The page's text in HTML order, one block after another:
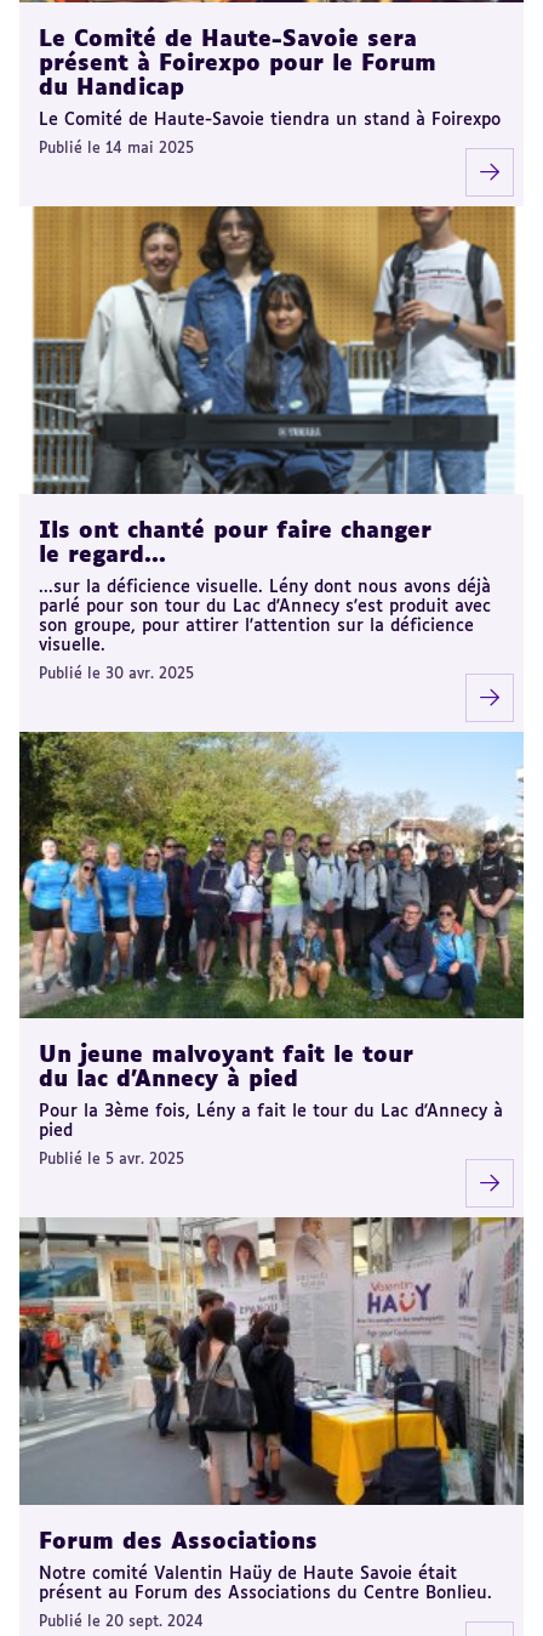
Le Comité de Haute-Savoie sera
présent à Foirexpo pour le Forum
du Handicap
Le Comité de Haute-Savoie tiendra un stand à Foirexpo
Publié le 14 mai 2025
Ils ont chanté pour faire changer
le regard...
...sur la déficience visuelle. Lény dont nous avons déjà
parlé pour son tour du Lac d'Annecy s'est produit avec
son groupe, pour attirer l'attention sur la déficience
visuelle.
Publié le 30 avr. 2025
Un jeune malvoyant fait le tour
du lac d'Annecy à pied
Pour la 3ème fois, Lény a fait le tour du Lac d'Annecy à
pied
Publié le 5 avr. 2025
Forum des Associations
Notre comité Valentin Haüy de Haute Savoie était
présent au Forum des Associations du Centre Bonlieu.
Publié le 20 sept. 2024